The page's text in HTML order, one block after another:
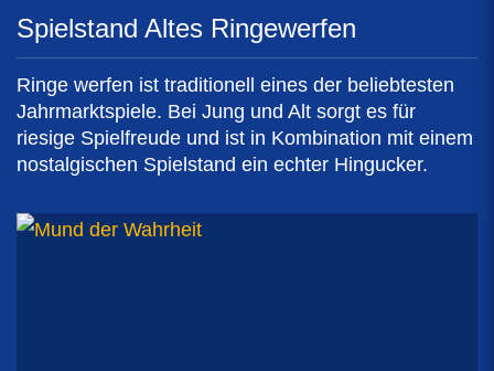
Spielstand Altes Ringewerfen
Ringe werfen ist traditionell eines der beliebtesten
Jahrmarktspiele. Bei Jung und Alt sorgt es für
riesige Spielfreude und ist in Kombination mit einem
nostalgischen Spielstand ein echter Hingucker.